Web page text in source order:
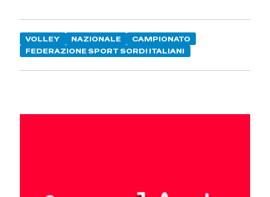
VOLLEY NAZIONALE
CAMPIONATO
FEDERAZIONE SPORT SORDI ITALIANI